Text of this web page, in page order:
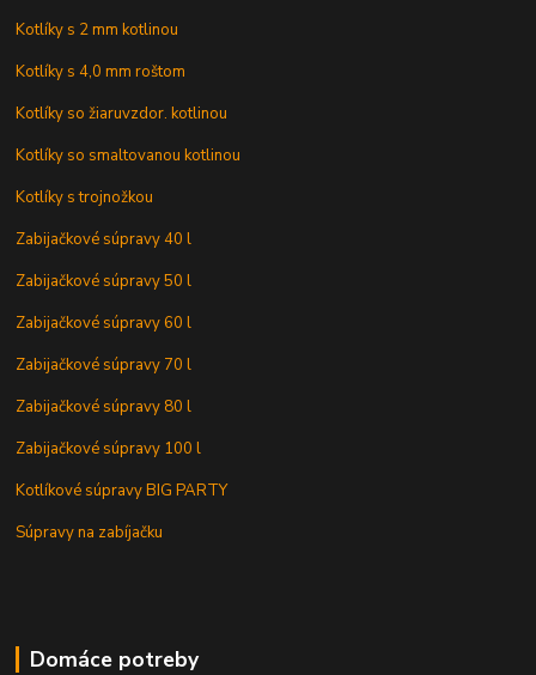
Kotlíky s 2 mm kotlinou
Kotlíky s 4,0 mm roštom
Kotlíky so žiaruvzdor. kotlinou
Kotlíky so smaltovanou kotlinou
Kotlíky s trojnožkou
Zabijačkové súpravy 40 l
Zabijačkové súpravy 50 l
Zabijačkové súpravy 60 l
Zabijačkové súpravy 70 l
Zabijačkové súpravy 80 l
Zabijačkové súpravy 100 l
Kotlíkové súpravy BIG PARTY
Súpravy na zabíjačku
Domáce potreby